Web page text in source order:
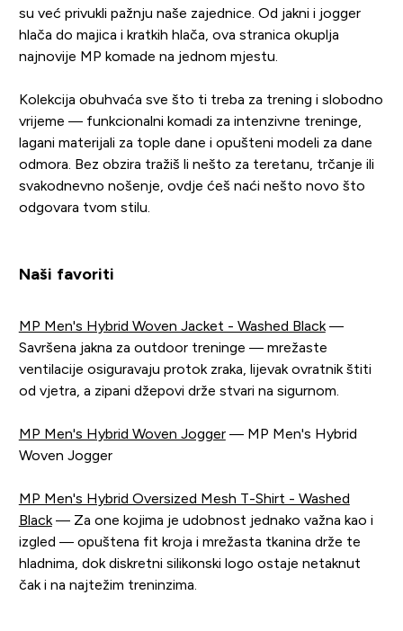
su već privukli pažnju naše zajednice. Od jakni i jogger
hlača do majica i kratkih hlača, ova stranica okuplja
najnovije MP komade na jednom mjestu.
Kolekcija obuhvaća sve što ti treba za trening i slobodno
vrijeme — funkcionalni komadi za intenzivne treninge,
lagani materijali za tople dane i opušteni modeli za dane
odmora. Bez obzira tražiš li nešto za teretanu, trčanje ili
svakodnevno nošenje, ovdje ćeš naći nešto novo što
odgovara tvom stilu.
Naši favoriti
MP Men's Hybrid Woven Jacket - Washed Black—
Savršena jakna za outdoor treninge — mrežaste
ventilacije osiguravaju protok zraka, lijevak ovratnik štiti
od vjetra, a zipani džepovi drže stvari na sigurnom.
MP Men's Hybrid Woven Jogger— MP Men's Hybrid
Woven Jogger
MP Men's Hybrid Oversized Mesh T-Shirt - Washed
Black— Za one kojima je udobnost jednako važna kao i
izgled — opuštena fit kroja i mrežasta tkanina drže te
hladnima, dok diskretni silikonski logo ostaje netaknut
čak i na najtežim treninzima.